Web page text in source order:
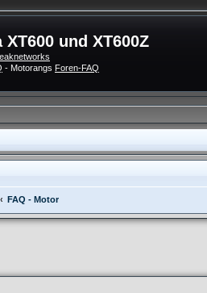
und XT600Z
- Motorangs Foren-FAQ
FAQ - Motor